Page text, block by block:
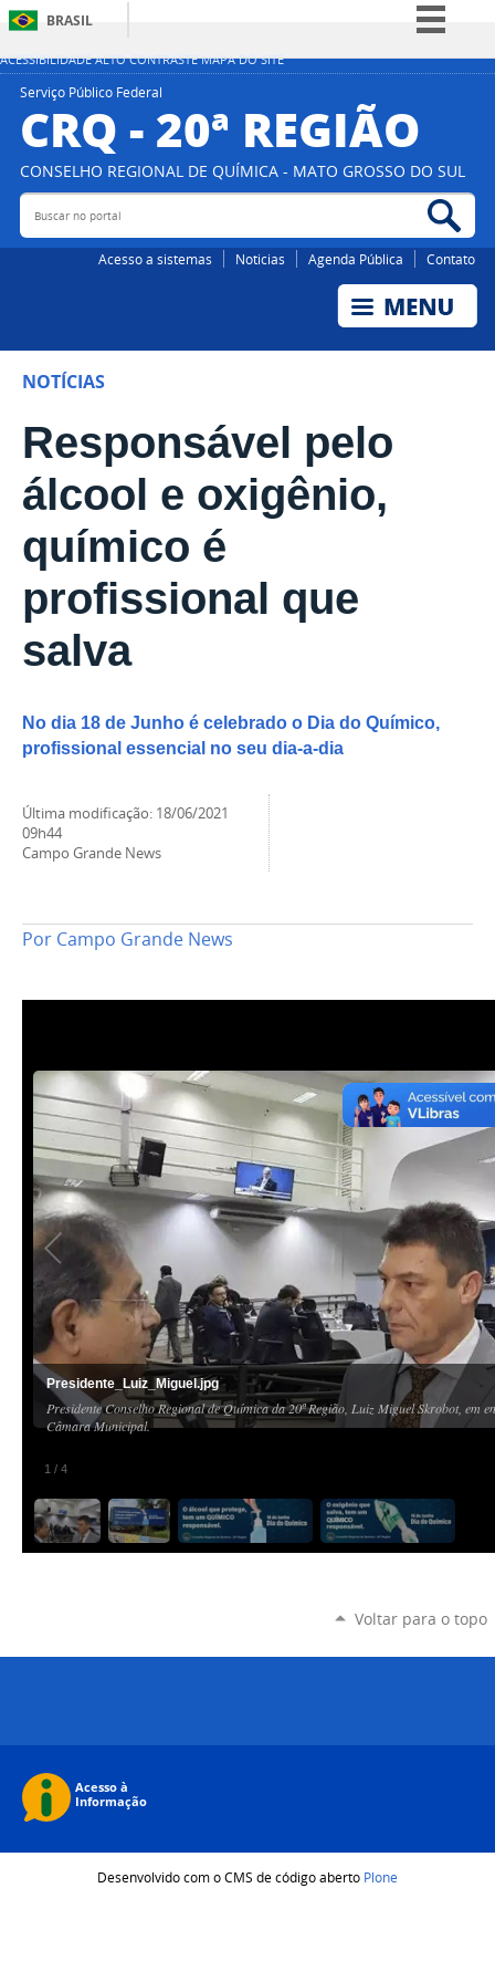
ACESSIBILIDADE ALTO CONTRASTE MAPA DO SITE
BRASIL
Simplifique!
Participe
Acesso à informação
Legislação
Serviço Público Federal
CRQ - 20ª REGIÃO
CONSELHO REGIONAL DE QUÍMICA - MATO GROSSO DO SUL
Buscar
portal
Acesso a sistemas Noticias Agenda Pública Contato
NOTÍCIAS
Responsável pelo
álcool e oxigênio,
químico é
profissional que
salva
No dia 18 de Junho é celebrado o Dia do Químico,
profissional essencial no seu dia-a-dia
última modificação: 18/06/2021
09h44
Campo Grande News
Por Campo Grande News
1 / 4
Presidente_Luiz_Miguel.jpg
Presidente Conselho Regional de Química da 20ª Região, Luiz Miguel Skrobot, em
Câmara Municipal.
Voltar para o topo
Desenvolvido com o CMS de código aberto Plone